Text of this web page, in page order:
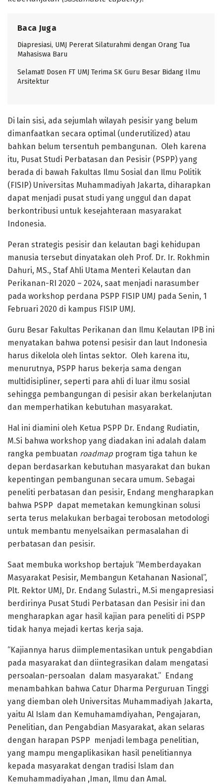
Baca Juga
Diapresiasi, UMJ Pererat Silaturahmi dengan Orang Tua
Mahasiswa Baru
Selamat! Dosen FT UMJ Terima SK Guru Besar Bidang Ilmu
Arsitektur
Di lain sisi, ada sejumlah wilayah pesisir yang belum
dimanfaatkan secara optimal (underutilized) atau
bahkan belum tersentuh pembangunan. Oleh karena
itu, Pusat Studi Perbatasan dan Pesisir (PSPP) yang
berada di bawah Fakultas Ilmu Sosial dan Ilmu Politik
(FISIP) Universitas Muhammadiyah Jakarta, diharapkan
dapat menjadi pusat studi yang unggul dan dapat
berkontribusi untuk kesejahteraan masyarakat
Indonesia.
Peran strategis pesisir dan kelautan bagi kehidupan
manusia tersebut dinyatakan oleh Prof. Dr. Ir. Rokhmin
Dahuri, MS., Staf Ahli Utama Menteri Kelautan dan
Perikanan-RI 2020 – 2024, saat menjadi narasumber
pada workshop perdana PSPP FISIP UMJ pada Senin, 1
Februari 2020 di kampus FISIP UMJ.
Guru Besar Fakultas Perikanan dan Ilmu Kelautan IPB ini
menyatakan bahwa potensi pesisir dan laut Indonesia
harus dikelola oleh lintas sektor. Oleh karena itu,
menurutnya, PSPP harus bekerja sama dengan
multidisipliner, seperti para ahli di luar ilmu sosial
sehingga pembangungan di pesisir akan berkelanjutan
dan memperhatikan kebutuhan masyarakat.
Hal ini diamini oleh Ketua PSPP Dr. Endang Rudiatin,
M.Si bahwa workshop yang diadakan ini adalah dalam
rangka pembuatan roadmap program tiga tahun ke
depan berdasarkan kebutuhan masyarakat dan bukan
kepentingan pembangunan secara umum. Sebagai
peneliti perbatasan dan pesisir, Endang mengharapkan
bahwa PSPP dapat memetakan kemungkinan solusi
serta terus melakukan berbagai terobosan metodologi
untuk membantu menyelsaikan permasalahan di
perbatasan dan pesisir.
Saat membuka workshop bertajuk “Memberdayakan
Masyarakat Pesisir, Membangun Ketahanan Nasional”,
Plt. Rektor UMJ, Dr. Endang Sulastri., M.Si mengapresiasi
berdirinya Pusat Studi Perbatasan dan Pesisir ini dan
mengharapkan agar hasil kajian para peneliti di PSPP
tidak hanya mejadi kertas kerja saja.
“Kajiannya harus diimplementasikan untuk pengabdian
pada masyarakat dan diintegrasikan dalam mengatasi
persoalan-persoalan dalam masyarakat.” Endang
menambahkan bahwa Catur Dharma Perguruan Tinggi
yang diemban oleh Universitas Muhammadiyah Jakarta,
yaitu Al Islam dan Kemuhamamdiyahan, Pengajaran,
Penelitian, dan Pengabdian Masyarakat, akan selaras
dengan harapan PSPP menjadi lembaga penelitian,
yang mampu mengaplikasikan hasil penelitiannya
kepada masyarakat dengan tradisi Islam dan
Kemuhammadiyahan ,Iman, Ilmu dan Amal.